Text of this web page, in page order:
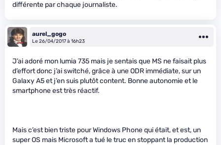
différente par chaque journaliste.
aurel_gogo
Le 26/04/2017 à 16h23
J’ai adoré mon lumia 735 mais je sentais que MS ne faisait plus
d’effort donc j’ai switché, grâce à une ODR immédiate, sur un
Galaxy A5 et j’en suis plutôt content. Bonne autonomie et le
smartphone est très réactif.
Mais c’est bien triste pour Windows Phone qui était, et est, un
super OS mais Microsoft a tué le truc en stoppant la production